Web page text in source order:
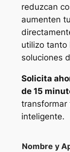
reduzcan
aumenten
utilizo tanto
soluciones
Solicita
de 15
transformar
inteligente.
Nombre y